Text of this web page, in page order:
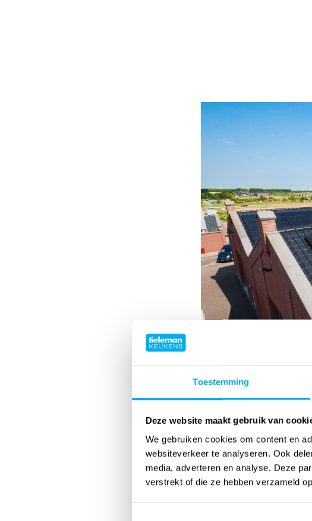
Toestemming
Deze website maakt gebruik van
We gebruiken cookies om content en
websiteverkeer te analyseren. Ook
media, adverteren en analyse. Deze
verstrekt of die ze hebben verzameld